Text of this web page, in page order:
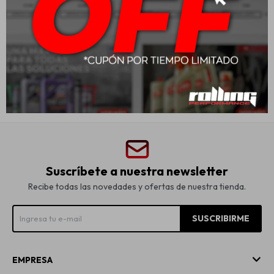
Av. Gral. Eugenio Garzón 656
Montevideo
Montevideo
Uruguay
2309 68 85 - 098 276 790
administracion@rolling.com.uy
Lunes a Viernes de 8:00 a 18:30 hs sábados 8:00 a 13:00 hs
Suscríbete a nuestra newsletter
Recibe todas las novedades y ofertas de nuestra tienda.
SUSCRIBIRME
EMPRESA